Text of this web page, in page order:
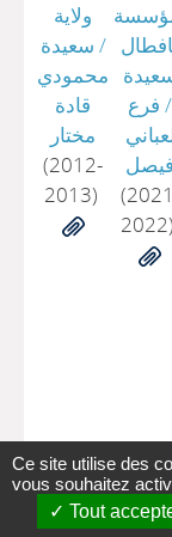
ولاية
سعيدة /
محمودي
قادة
مختار
(2012-
2013)
فرع /
فيصل
2022)
Ce site utilise des
vous souhaitez
Tout